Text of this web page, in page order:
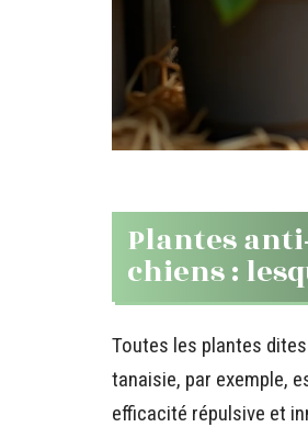
Plantes
chiens :
Toutes les plantes
tanaisie, par exemple,
efficacité répulsive et